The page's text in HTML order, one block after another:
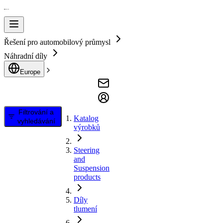
Řešení pro automobilový průmysl
Náhradní díly
Europe
Filtrování a
vyhledávání
Katalog
výrobků
Steering
and
Suspension
products
Díly
tlumení